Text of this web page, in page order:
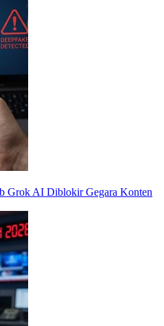
Grok AI Diblokir Gegara Konten